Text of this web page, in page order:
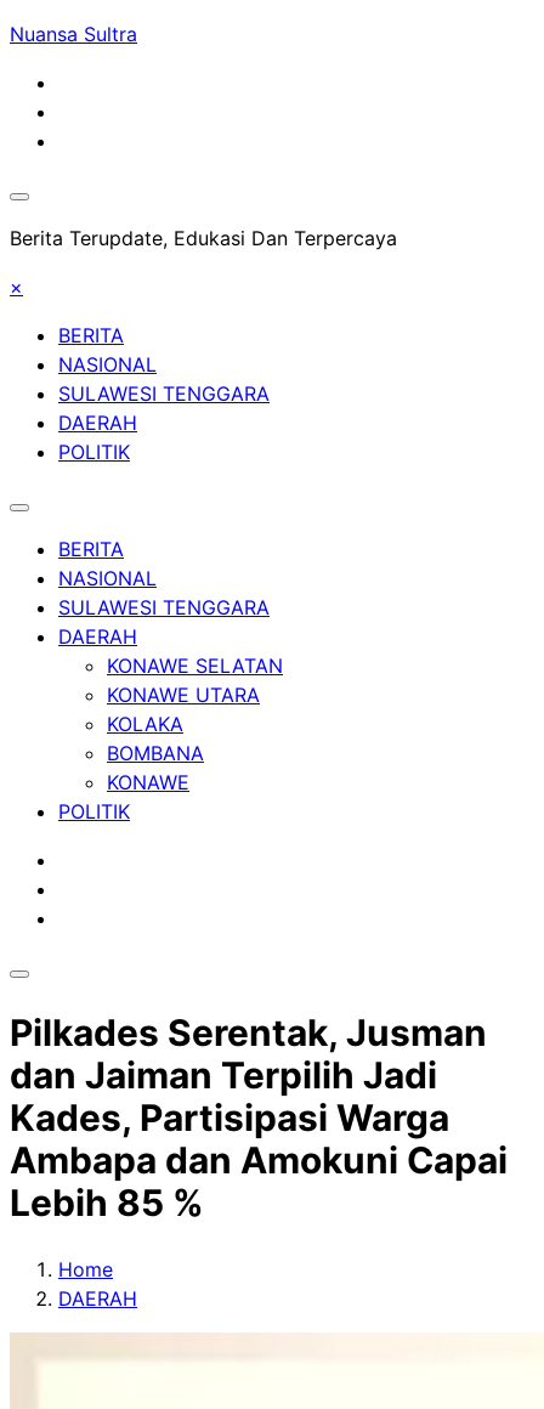
Skip
content
Nuansa Sultra
Berita Terupdate, Edukasi Dan Terpercaya
×
BERITA
NASIONAL
SULAWESI TENGGARA
DAERAH
POLITIK
BERITA
NASIONAL
SULAWESI TENGGARA
DAERAH
KONAWE SELATAN
KONAWE UTARA
KOLAKA
BOMBANA
KONAWE
POLITIK
Pilkades Serentak, Jusman
dan Jaiman Terpilih Jadi
Kades, Partisipasi Warga
Ambapa dan Amokuni Capai
Lebih 85 %
Home
DAERAH